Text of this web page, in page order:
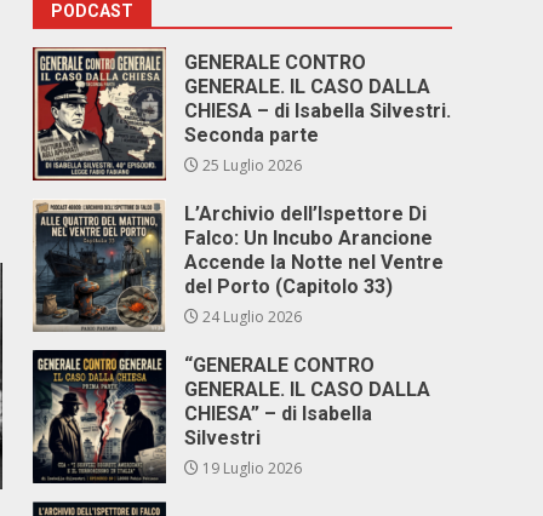
PODCAST
GENERALE CONTRO
GENERALE. IL CASO DALLA
CHIESA – di Isabella Silvestri.
Seconda parte
25 Luglio 2026
L’Archivio dell’Ispettore Di
Falco: Un Incubo Arancione
Accende la Notte nel Ventre
del Porto (Capitolo 33)
24 Luglio 2026
“GENERALE CONTRO
GENERALE. IL CASO DALLA
CHIESA” – di Isabella
Silvestri
19 Luglio 2026